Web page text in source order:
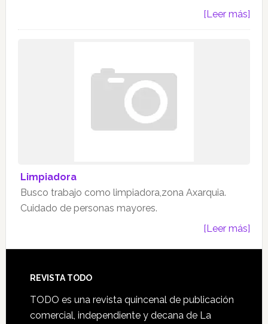
[Leer más]
Limpiadora
Busco trabajo como limpiadora,zona Axarquia.
Cuidado de personas mayores.
[Leer más]
Footer
REVISTA TODO
TODO es una revista quincenal de publicación
comercial, independiente y decana de La